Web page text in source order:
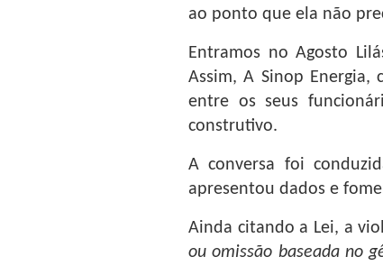
ao ponto que ela não
Entramos no Agosto
Assim, A Sinop Energia,
entre os seus
construtivo.
A conversa foi
apresentou dados e
Ainda citando a Lei, a
ou omissão baseada no